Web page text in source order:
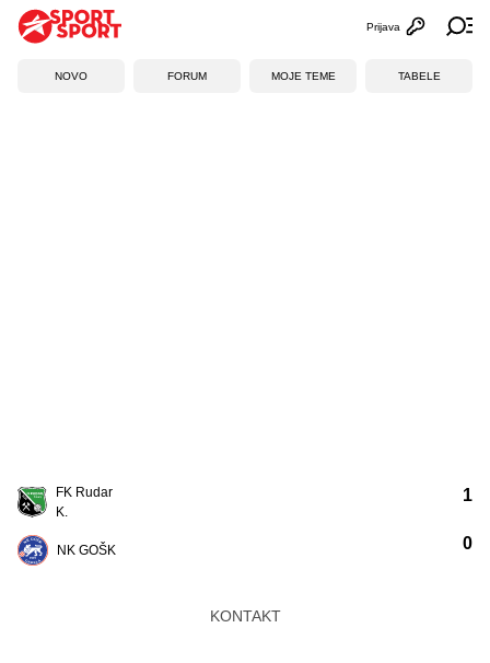
Otvori
Prijava
NOVO FORUM MOJE TEME TABELE
FK Rudar
K.
NK GOŠK
1
0
KONTAKT